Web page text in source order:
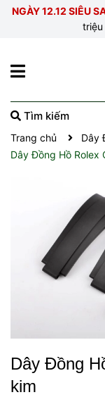
NGÀY 12.12 SIÊU
triệu
Tìm kiếm
Trang chủ
Dây
Dây Đồng Hồ Rolex
Dây Đồng
kim